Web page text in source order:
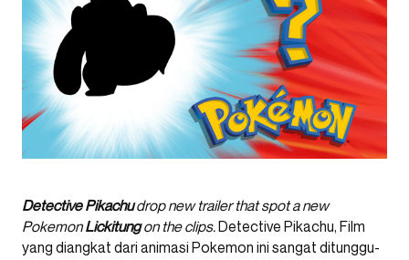
Detective Pikachudrop new trailer that spot a new
PokemonLickitungon the clips.Detective Pikachu, Film
yang diangkat dari animasi Pokemon ini sangat ditunggu-